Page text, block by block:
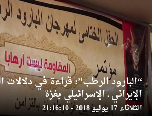
“البارود الرطب”: قراءة في دلالات
الإيراني ـ الإسرائيلي بغزة
الثلاثاء 17 يوليو 2018 - 21:16:10